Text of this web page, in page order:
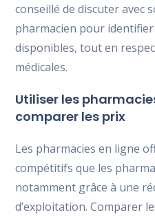
conseillé de discuter avec
pharmacien pour
disponibles, tout en
médicales.
Utiliser les
comparer les prix
Les pharmacies en ligne
compétitifs que les
notamment grâce à une
d’exploitation. Comparer